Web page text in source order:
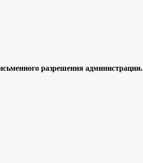
разрешения администрации.